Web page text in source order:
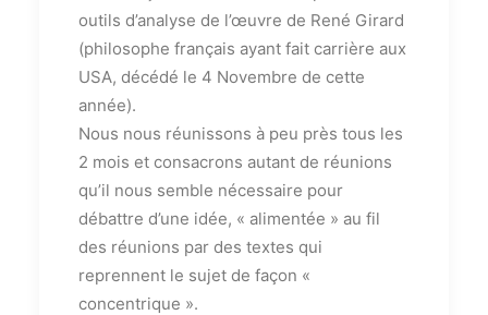
outils d’analyse de l’œuvre de René Girard
(philosophe français ayant fait carrière aux
USA, décédé le 4 Novembre de cette
année).
Nous nous réunissons à peu près tous les
2 mois et consacrons autant de réunions
qu’il nous semble nécessaire pour
débattre d’une idée, « alimentée » au fil
des réunions par des textes qui
reprennent le sujet de façon «
concentrique ».